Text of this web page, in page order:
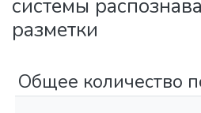
системы
разметки
Общее количество